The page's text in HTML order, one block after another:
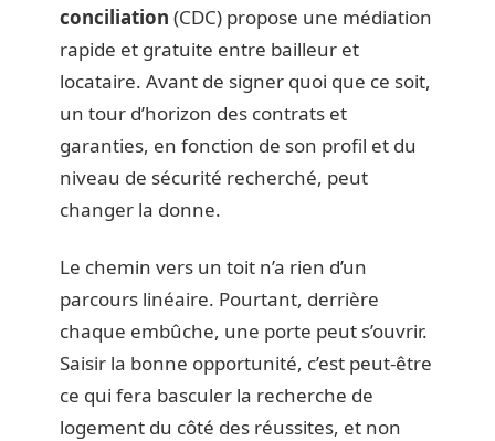
conciliation (CDC) propose une médiation
rapide et gratuite entre bailleur et
locataire. Avant de signer quoi que ce soit,
un tour d’horizon des contrats et
garanties, en fonction de son profil et du
niveau de sécurité recherché, peut
changer la donne.
Le chemin vers un toit n’a rien d’un
parcours linéaire. Pourtant, derrière
chaque embûche, une porte peut s’ouvrir.
Saisir la bonne opportunité, c’est peut-être
ce qui fera basculer la recherche de
logement du côté des réussites, et non